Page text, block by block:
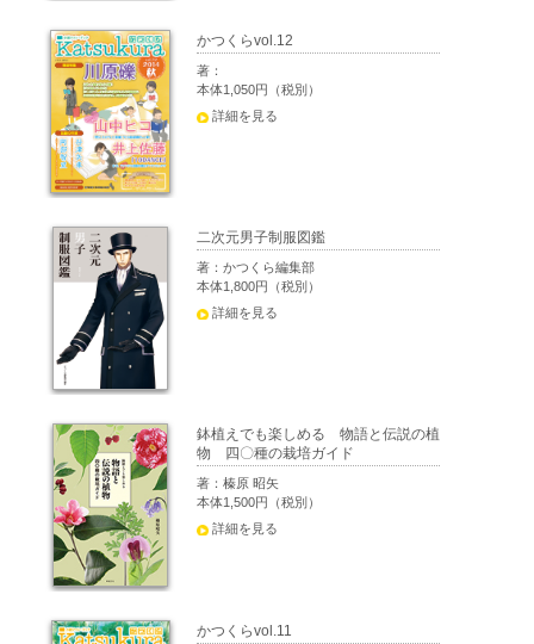
かつくらvol.12
著：
本体1,050円（税別）
詳細を見る
二次元男子制服図鑑
著：かつくら編集部
本体1,800円（税別）
詳細を見る
鉢植えでも楽しめる 物語と伝説の植
物 四〇種の栽培ガイド
著：榛原 昭矢
本体1,500円（税別）
詳細を見る
かつくらvol.11